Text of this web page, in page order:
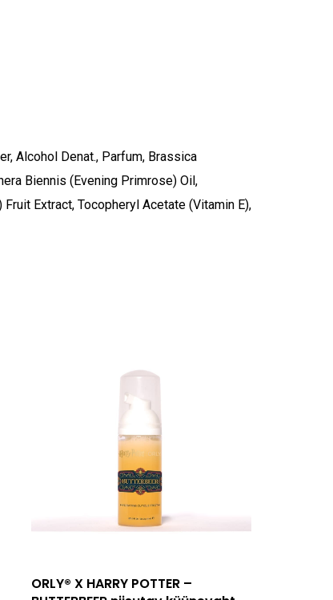
Mine poodi
Alcohol Denat., Parfum, Brassica
Biennis (Evening Primrose) Oil,
Extract, Tocopheryl Acetate (Vitamin E),
Lisa korvi
ORLY® X HARRY POTTER –